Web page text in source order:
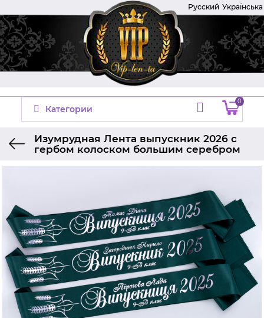
Русский Українська
Категории
0
Изумрудная Лента выпускник 2026 с
гербом колоском большим серебром